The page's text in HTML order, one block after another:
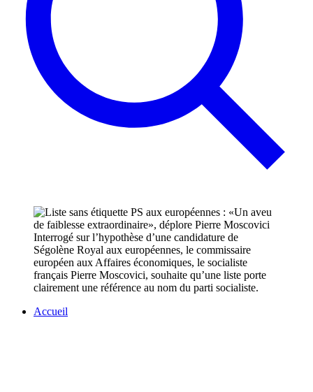
Interrogé sur l’hypothèse d’une candidature de
Ségolène Royal aux européennes, le commissaire
européen aux Affaires économiques, le socialiste
français Pierre Moscovici, souhaite qu’une liste porte
clairement une référence au nom du parti socialiste.
Accueil